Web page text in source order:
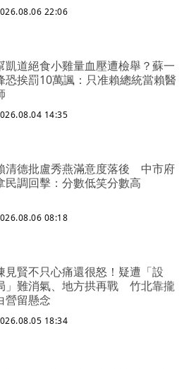
22:06
凱道絕食小雞量血壓遭檢舉？蘇一
恐挨罰10萬諷：只准賴總統當賴醫
14:35
清德批盧秀燕滿意度落後 中市府
民調回擊：分數低笑分數高
08:18
見賢不只心痛還很怒！疑遭「設
」難消氣、地方拱再戰 竹北靠攏
營留懸念
18:34